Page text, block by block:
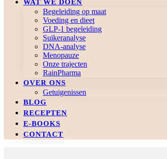
WAT WE DOEN
Begeleiding op maat
Voeding en dieet
GLP-1 begeleiding
Suikeranalyse
DNA-analyse
Menopauze
Onze trajecten
RainPharma
OVER ONS
Getuigenissen
BLOG
RECEPTEN
E-BOOKS
CONTACT